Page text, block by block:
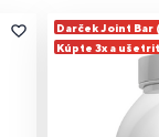
Darček Joint Bar
Kúpte 3x a